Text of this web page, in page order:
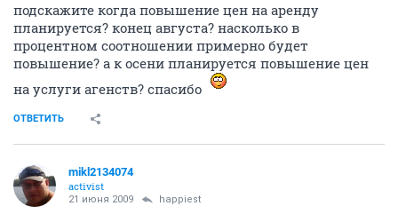
подскажите когда повышение цен на аренду
планируется? конец августа? насколько в
процентном соотношении примерно будет
повышение? а к осени планируется повышение цен
на услуги агенств? спасибо
ОТВЕТИТЬ
mikl2134074
activist
21 июня 2009 happiest